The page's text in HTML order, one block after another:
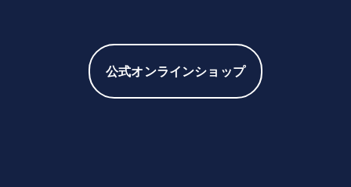
公式オンラインショップ